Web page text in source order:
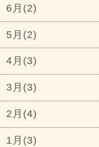
6月(2)
5月(2)
4月(3)
3月(3)
2月(4)
1月(3)